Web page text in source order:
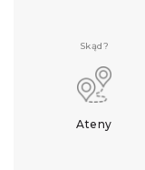
Skąd?
Ateny